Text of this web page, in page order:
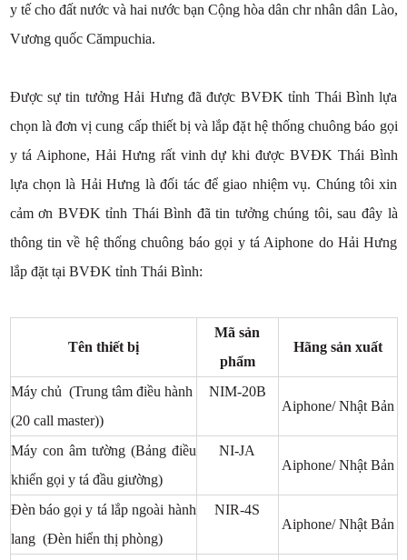
y tế cho đất nước và hai nước bạn Cộng hòa dân chr nhân dân Lào,
Vương quốc Cămpuchia.
Được sự tin tưởng Hải Hưng đã được BVĐK tỉnh Thái Bình lựa
chọn là đơn vị cung cấp thiết bị và lắp đặt hệ thống chuông báo gọi
y tá Aiphone, Hải Hưng rất vinh dự khi được BVĐK Thái Bình
lựa chọn là Hải Hưng là đối tác để giao nhiệm vụ. Chúng tôi xin
cảm ơn BVĐK tỉnh Thái Bình đã tin tưởng chúng tôi, sau đây là
thông tin về hệ thống chuông báo gọi y tá Aiphone do Hải Hưng
lắp đặt tại BVĐK tỉnh Thái Bình:
Tên thiết bị
Mã sản
phẩm
Hãng sản xuất
Máy chủ (Trung tâm điều hành
(20 call master))
NIM-20B
Aiphone/ Nhật Bản
Máy con âm tường (Bảng điều
khiển gọi y tá đầu giường)
NI-JA
Aiphone/ Nhật Bản
Đèn báo gọi y tá lắp ngoài hành
lang (Đèn hiển thị phòng)
NIR-4S
Aiphone/ Nhật Bản